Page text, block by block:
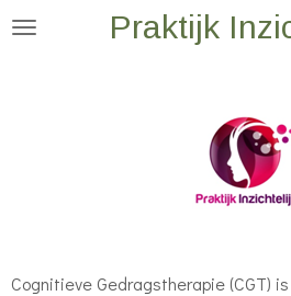
Ga
Praktijk
Cognitieve Gedragstherapie (CGT)